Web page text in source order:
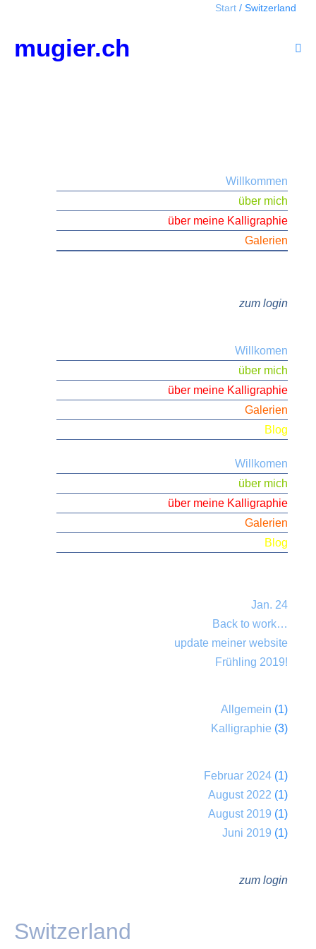
springen
mugier.ch
Start / Switzerland
Willkommen
über mich
über meine Kalligraphie
Galerien
zum login
Willkomen
über mich
über meine Kalligraphie
Galerien
Blog
Willkomen
über mich
über meine Kalligraphie
Galerien
Blog
Jan. 24
Back to work…
update meiner website
Frühling 2019!
Allgemein (1)
Kalligraphie (3)
Februar 2024 (1)
August 2022 (1)
August 2019 (1)
Juni 2019 (1)
zum login
Switzerland